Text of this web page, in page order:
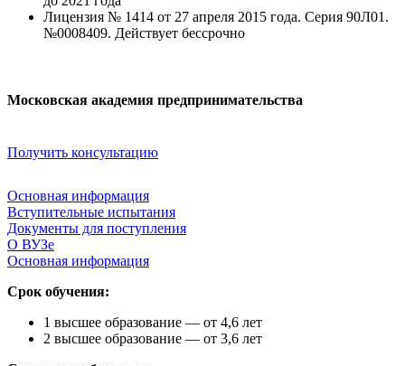
Лицензия № 1414 от 27 апреля 2015 года. Серия 90Л01.
№0008409. Действует бессрочно
Московская академия предпринимательства
Получить консультацию
Основная информация
Вступительные испытания
Документы для поступления
О ВУЗе
Основная информация
Срок обучения:
1 высшее образование — от 4,6 лет
2 высшее образование — от 3,6 лет